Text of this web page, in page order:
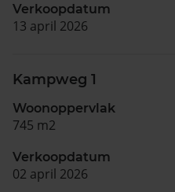
Verkoopdatum
13 april 2026
Kampweg 1
Woonoppervlak
745 m2
Verkoopdatum
02 april 2026